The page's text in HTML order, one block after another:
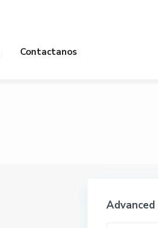
Contactanos
Advanced